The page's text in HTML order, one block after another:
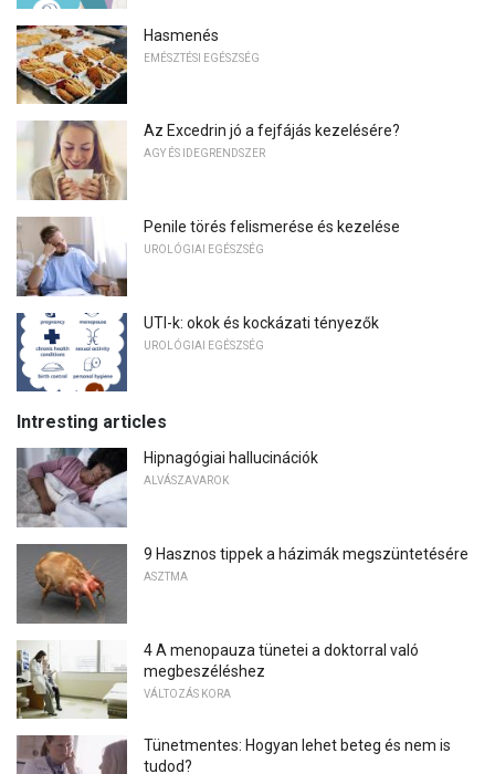
Hasmenés
EMÉSZTÉSI EGÉSZSÉG
Az Excedrin jó a fejfájás kezelésére?
AGY ÉS IDEGRENDSZER
Penile törés felismerése és kezelése
UROLÓGIAI EGÉSZSÉG
UTI-k: okok és kockázati tényezők
UROLÓGIAI EGÉSZSÉG
Intresting articles
Hipnagógiai hallucinációk
ALVÁSZAVAROK
9 Hasznos tippek a házimák megszüntetésére
ASZTMA
4 A menopauza tünetei a doktorral való
megbeszéléshez
VÁLTOZÁS KORA
Tünetmentes: Hogyan lehet beteg és nem is
tudod?